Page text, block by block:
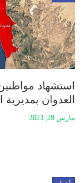
استشهاد
العدوان
مارس 28, 2023